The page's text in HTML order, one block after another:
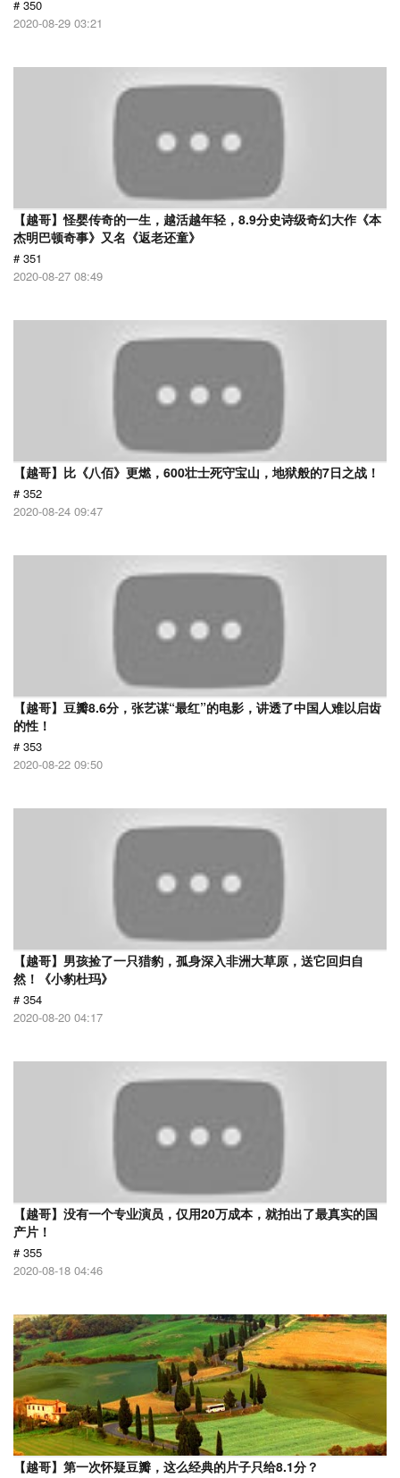
# 350
2020-08-29 03:21
【越哥】怪婴传奇的一生，越活越年轻，8.9分史诗级奇幻大作《本
杰明巴顿奇事》又名《返老还童》
# 351
2020-08-27 08:49
【越哥】比《八佰》更燃，600壮士死守宝山，地狱般的7日之战！
# 352
2020-08-24 09:47
【越哥】豆瓣8.6分，张艺谋“最红”的电影，讲透了中国人难以启齿
的性！
# 353
2020-08-22 09:50
【越哥】男孩捡了一只猎豹，孤身深入非洲大草原，送它回归自
然！《小豹杜玛》
# 354
2020-08-20 04:17
【越哥】没有一个专业演员，仅用20万成本，就拍出了最真实的国
产片！
# 355
2020-08-18 04:46
【越哥】第一次怀疑豆瓣，这么经典的片子只给8.1分？